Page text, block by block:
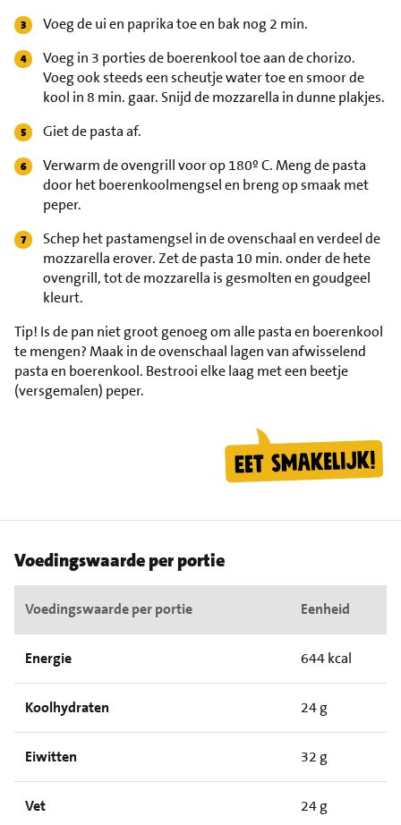
Voeg de ui en paprika toe en bak nog 2 min.
Voeg in 3 porties de boerenkool toe aan de chorizo.
Voeg ook steeds een scheutje water toe en smoor de
kool in 8 min. gaar. Snijd de mozzarella in dunne plakjes.
Giet de pasta af.
Verwarm de ovengrill voor op 180º C. Meng de pasta
door het boerenkoolmengsel en breng op smaak met
peper.
Schep het pastamengsel in de ovenschaal en verdeel de
mozzarella erover. Zet de pasta 10 min. onder de hete
ovengrill, tot de mozzarella is gesmolten en goudgeel
kleurt.
Tip! Is de pan niet groot genoeg om alle pasta en boerenkool
te mengen? Maak in de ovenschaal lagen van afwisselend
pasta en boerenkool. Bestrooi elke laag met een beetje
(versgemalen) peper.
Voedingswaarde per portie
Voedingswaarde per portie Eenheid
Energie 644 kcal
Koolhydraten 24 g
Eiwitten 32 g
Vet 24 g